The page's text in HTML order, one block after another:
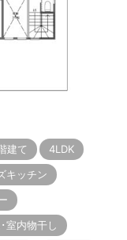
建て
4LDK
キッチン
室内物干し